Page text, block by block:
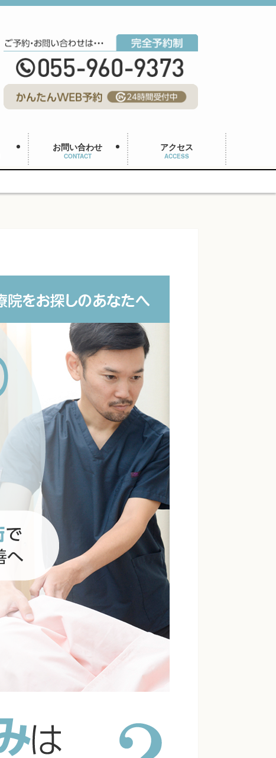
お問い合わせ
CONTACT
アクセス
ACCESS